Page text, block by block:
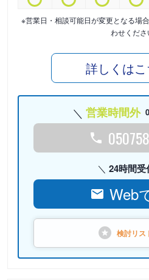
※営業日・相談可能日が変更となる場
わせくださ
詳しくはこ
営業時間外
24時間受
Web
検討リス